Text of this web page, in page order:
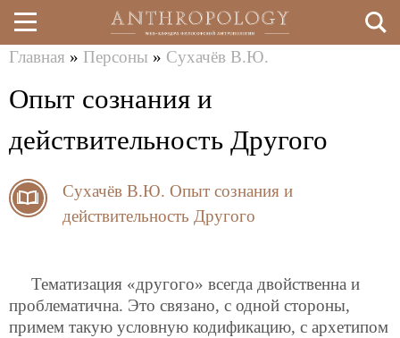
Перейти
к
здесь
Главная » Персоны » Сухачёв В.Ю.
Опыт сознания и
действительность Другого
Сухачёв В.Ю. Опыт сознания и
действительность Другого
Тематизация «другого» всегда двойственна и
проблематична. Это связано, с одной стороны,
примем такую условную кодификацию, с архетипом